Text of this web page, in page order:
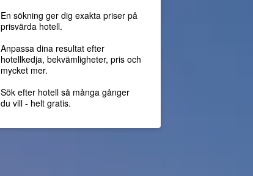
En sökning ger dig exakta priser på
prisvärda hotell.
Anpassa dina resultat efter
hotellkedja, bekvämligheter, pris och
mycket mer.
Sök efter hotell så många gånger
du vill - helt gratis.